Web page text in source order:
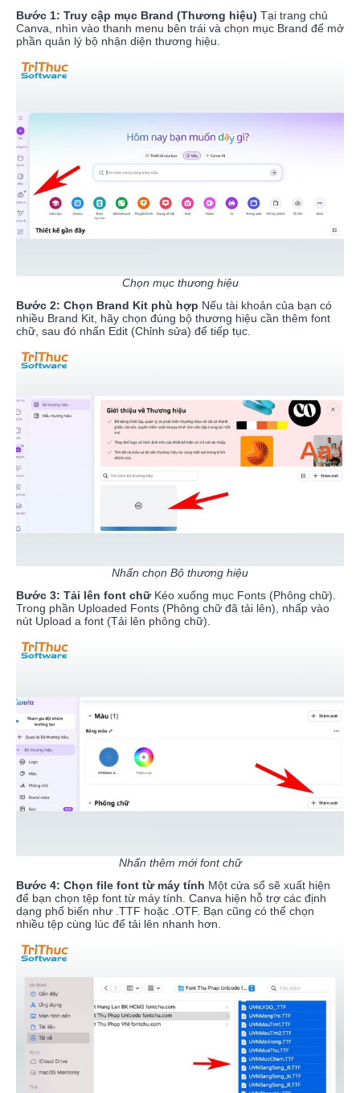
Bước 1: Truy cập mục Brand (Thương hiệu) Tại trang chủ
Canva, nhìn vào thanh menu bên trái và chọn mục Brand để mở
phần quản lý bộ nhận diện thương hiệu.
Chọn mục thương hiệu
Bước 2: Chọn Brand Kit phù hợp Nếu tài khoản của bạn có
nhiều Brand Kit, hãy chọn đúng bộ thương hiệu cần thêm font
chữ, sau đó nhấn Edit (Chỉnh sửa) để tiếp tục.
Nhấn chọn Bộ thương hiệu
Bước 3: Tải lên font chữ Kéo xuống mục Fonts (Phông chữ).
Trong phần Uploaded Fonts (Phông chữ đã tải lên), nhấp vào
nút Upload a font (Tải lên phông chữ).
Nhấn thêm mới font chữ
Bước 4: Chọn file font từ máy tính Một cửa sổ sẽ xuất hiện
để bạn chọn tệp font từ máy tính. Canva hiện hỗ trợ các định
dạng phổ biến như .TTF hoặc .OTF. Bạn cũng có thể chọn
nhiều tệp cùng lúc để tải lên nhanh hơn.